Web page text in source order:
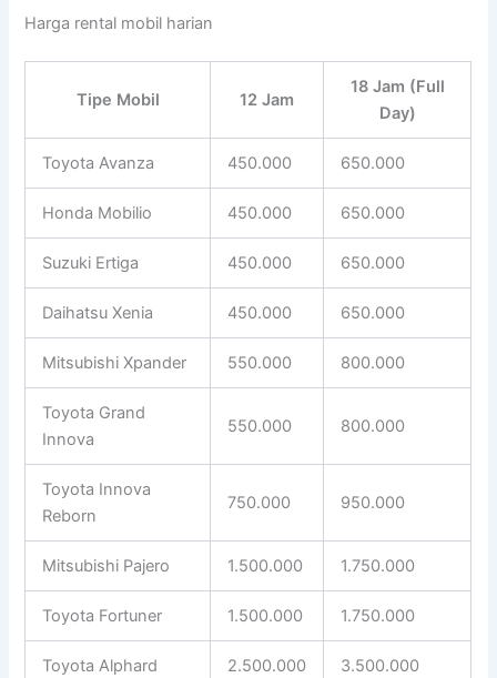
Harga rental mobil harian
Tipe Mobil 12 Jam
18 Jam (Full
Day)
Toyota Avanza 450.000 650.000
Honda Mobilio 450.000 650.000
Suzuki Ertiga 450.000 650.000
Daihatsu Xenia 450.000 650.000
Mitsubishi Xpander 550.000 800.000
Toyota Grand
Innova
550.000 800.000
Toyota Innova
Reborn
750.000 950.000
Mitsubishi Pajero 1.500.000 1.750.000
Toyota Fortuner 1.500.000 1.750.000
Toyota Alphard 2.500.000 3.500.000